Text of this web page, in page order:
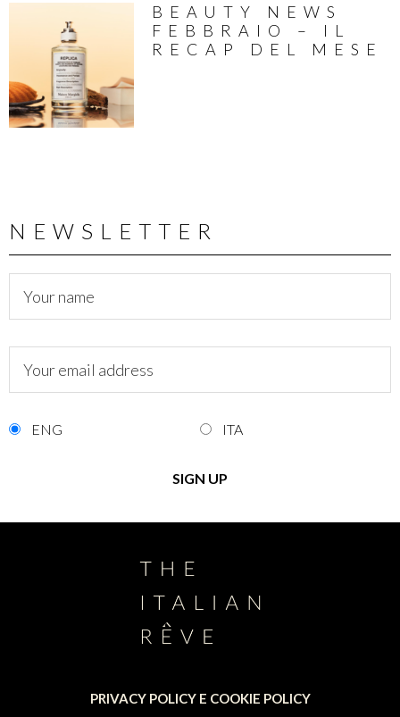
BEAUTY NEWS
FEBBRAIO – IL
RECAP DEL MESE
NEWSLETTER
ENG ITA
PRIVACY POLICY E COOKIE POLICY